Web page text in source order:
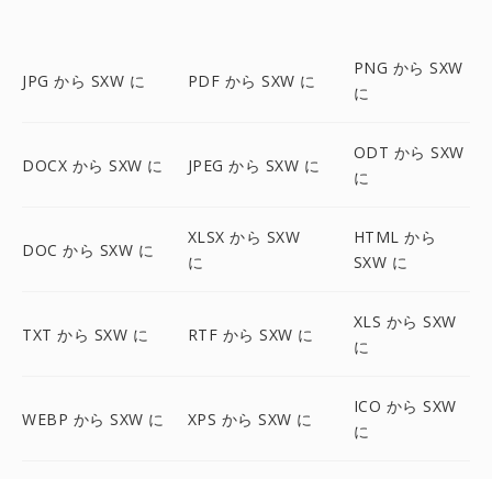
JPG から SXW に PDF から SXW に
PNG から SXW
に
DOCX から SXW に JPEG から SXW に
ODT から SXW
に
DOC から SXW に
XLSX から SXW
に
HTML から
SXW に
TXT から SXW に RTF から SXW に
XLS から SXW
に
WEBP から SXW に XPS から SXW に
ICO から SXW
に